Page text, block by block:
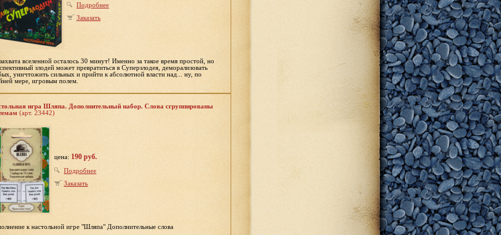
Подробнее
Заказать
вселенной осталось 30 минут! Именно за такое время простой, но
злодей может превратиться в Суперзлодея, деморализовать
уничтожить сильных и прийти к абсолютной власти над... ну, по
мере, игровым полем.
игра Шляпа. Дополнительный набор. Слова сгруппированы
(арт. 23442)
цена: 190 руб.
Подробнее
Заказать
к настольной игре "Шляпа" Дополнительные слова